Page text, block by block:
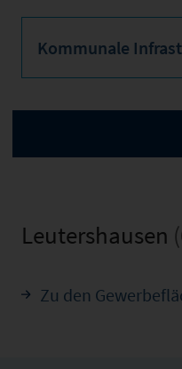
Kommunale
Leutershausen
Zu den